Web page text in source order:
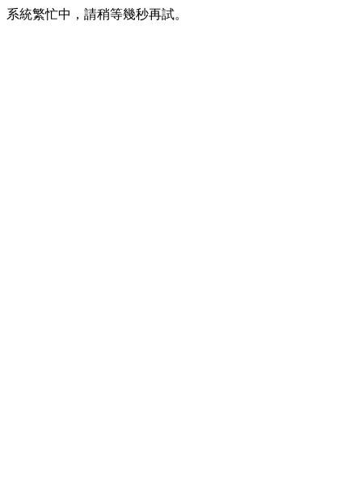
系統繁忙中，請稍等幾秒再試。